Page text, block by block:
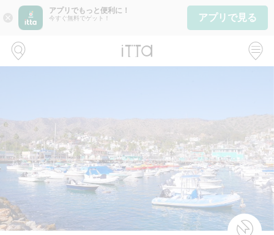
close
アプリでもっと便利に！
今すぐ無料でゲット！ アプリで見る